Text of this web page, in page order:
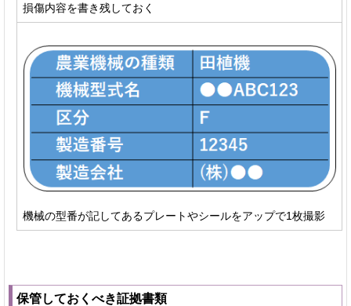
損傷内容を書き残しておく
機械の型番が記してあるプレートやシールをアップで1枚撮影
保管しておくべき証拠書類